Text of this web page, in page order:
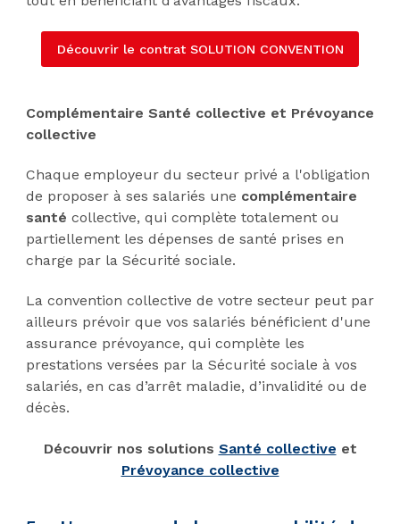
Découvrir le contrat SOLUTION CONVENTION
Complémentaire Santé collective et Prévoyance
collective
Chaque employeur du secteur privé a l'obligation
de proposer à ses salariés une complémentaire
santé collective, qui complète totalement ou
partiellement les dépenses de santé prises en
charge par la Sécurité sociale.
La convention collective de votre secteur peut par
ailleurs prévoir que vos salariés bénéficient d'une
assurance prévoyance, qui complète les
prestations versées par la Sécurité sociale à vos
salariés, en cas d’arrêt maladie, d’invalidité ou de
décès.
Découvrir nos solutions Santé collective et
Prévoyance collective